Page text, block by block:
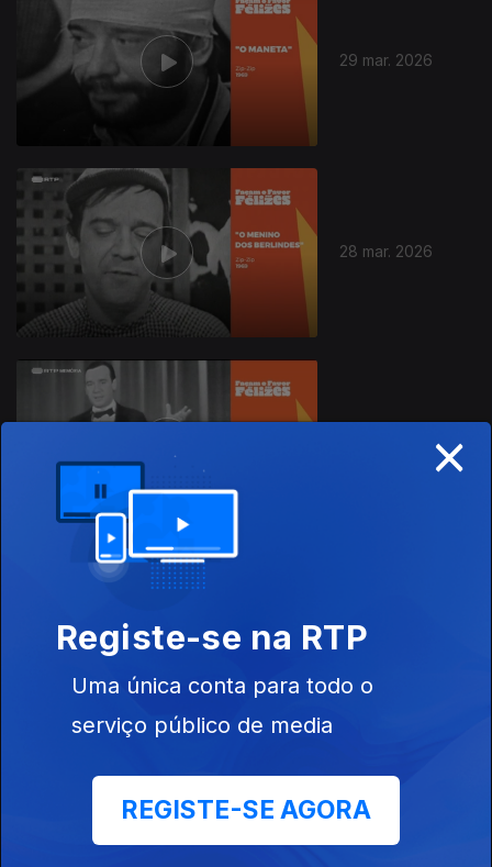
29 mar. 2026
28 mar. 2026
17 mar. 2026
916123
12 mar. 2026
×
Registe-se na RTP
Uma única conta para todo o
serviço público de media
REGISTE-SE AGORA